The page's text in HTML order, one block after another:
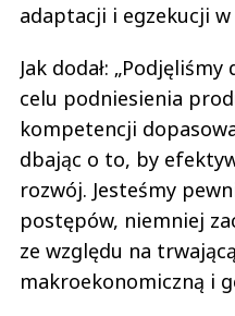
adaptacji i egzekucji
Jak dodał:
celu podniesienia
kompetencji
dbając o to, by
rozwój. Jesteśmy
postępów, niemniej
ze względu na
makroekonomiczną i